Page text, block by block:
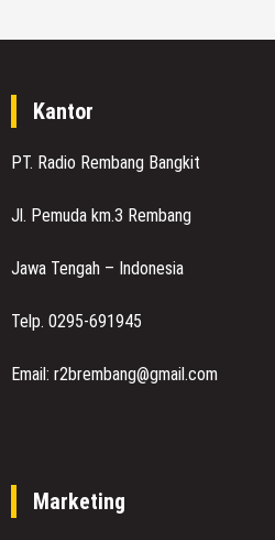
Kantor
PT. Radio Rembang Bangkit
Jl. Pemuda km.3 Rembang
Jawa Tengah – Indonesia
Telp. 0295-691945
Email: r2brembang@gmail.com
Marketing